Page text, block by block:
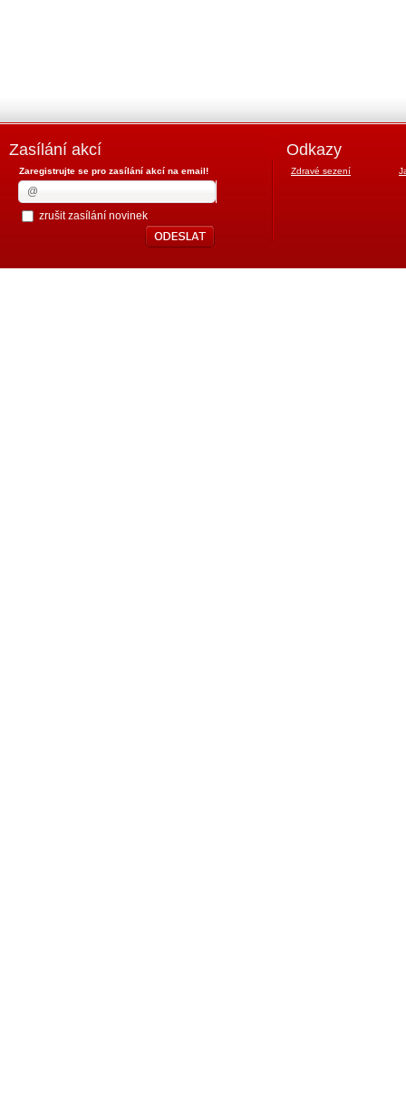
Zasílání akcí
Zaregistrujte se pro zasílání akcí na email!
zrušit zasílání novinek
Odkazy
Zdravé sezení